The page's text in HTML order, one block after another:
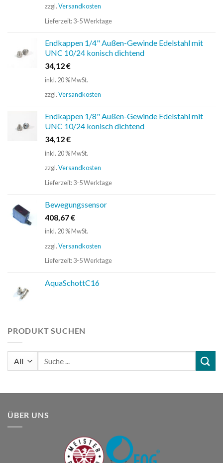
zzgl.Versandkosten
Lieferzeit:3-5 Werktage
Endkappen 1/4" Außen-Gewinde Edelstahl mit
UNC 10/24 konisch dichtend
34,12€
inkl. 20 % MwSt.
zzgl.Versandkosten
Endkappen 1/8" Außen-Gewinde Edelstahl mit
UNC 10/24 konisch dichtend
34,12€
inkl. 20 % MwSt.
zzgl.Versandkosten
Lieferzeit:3-5 Werktage
Bewegungssensor
408,67€
inkl. 20 % MwSt.
zzgl.Versandkosten
Lieferzeit:3-5 Werktage
AquaSchottC16
PRODUKT SUCHEN
ÜBER UNS